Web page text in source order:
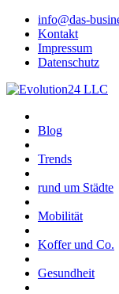
info@das-
Kontakt
Impressum
Datenschutz
Blog
Trends
rund um Städte
Mobilität
Koffer und Co.
Gesundheit